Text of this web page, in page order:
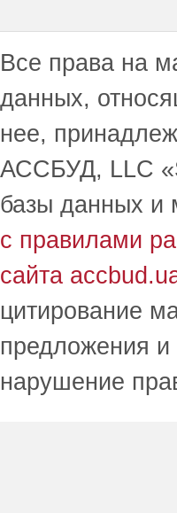
Все права на
данных,
нее,
АССБУД, LLC
базы данных и
с правилами
сайта
цитирование
предложения и
нарушение